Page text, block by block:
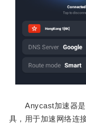
Anycast加速器是
具，用于加速网络连